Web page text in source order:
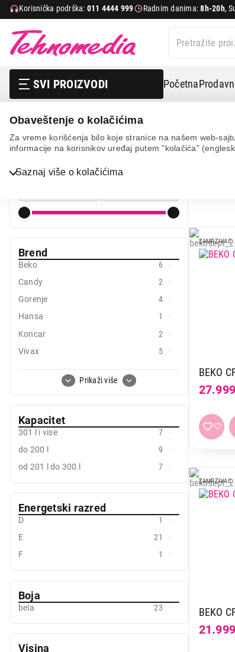
Obaveštenje o kolačićima
Za vreme korišćenja bilo koje stranice na našem web-
informacije na korisnikov uređaj putem "kolačića"
Saznaj više o kolačićima
Korisnička podrška: 011 4444 999 Radnim danima:8h-20h,
SVI PROIZVODI Početna
TV, audio, video i foto
IT & Gaming
Mobilni telefoni i tableti
Mali kućni aparati
Grejanje i hlađenje
Nega tela, lepota i zdravlje
Sport i putovanje
Sve za kuću i baštu
Vesa
Bela tehnika Zamrzivači
Cena od Cena do
Brend
Prikaži više
Beko
6
Candy
2
Gorenje
4
Hansa
1
Koncar
2
Vivax
5
Vox
3
Kapacitet
301 l i vise
7
do 200 l
9
od 201 l do 300 l
7
Energetski razred
D
1
E
21
F
1
Boja
bela 23
Visina
ZAMRZIVAC
BEKO
ZAMRZIVAC
BEKO